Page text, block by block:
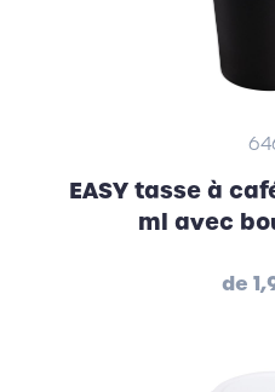
EASY tasse à
ml avec
de